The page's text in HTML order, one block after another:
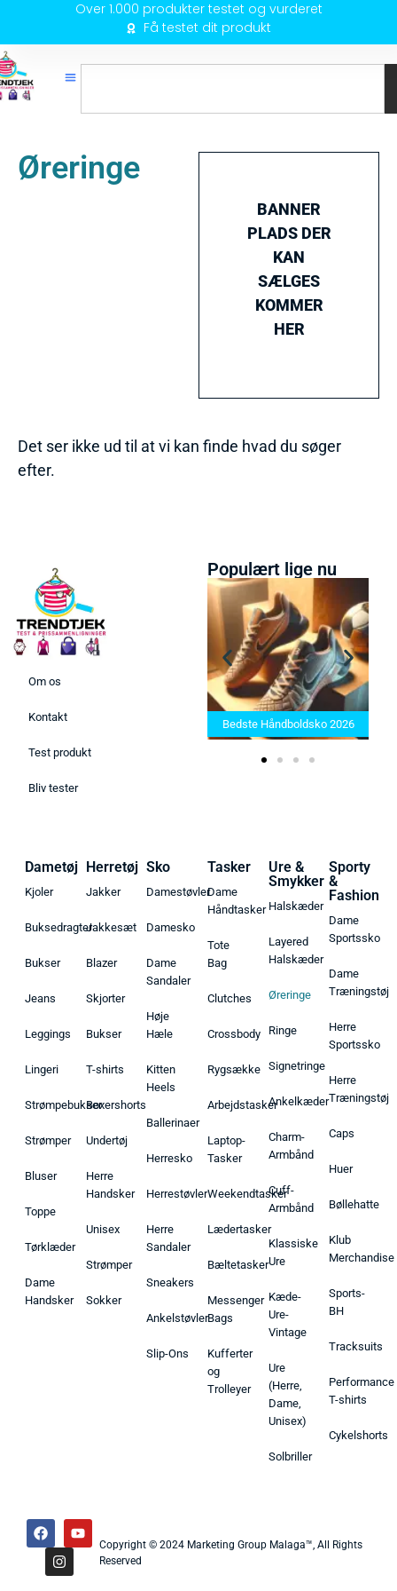
Over 1.000 produkter testet og vurderet
Få testet dit produkt
Øreringe
BANNER
PLADS DER
KAN
SÆLGES
KOMMER
HER
Det ser ikke ud til at vi kan finde hvad du søger
efter.
Om os
Kontakt
Test produkt
Bliv tester
Populært lige nu
Bedste Saunatæppe 2025 –
Find de bedste produkter her!
Bedste Håndboldsko 2026
Dametøj
Kjoler
Buksedragter
Bukser
Jeans
Leggings
Lingeri
Strømpebukser
Strømper
Bluser
Toppe
Tørklæder
Dame
Handsker
Herretøj
Jakker
Jakkesæt
Blazer
Skjorter
Bukser
T-shirts
Boxershorts
Undertøj
Herre
Handsker
Unisex
Strømper
Sokker
Sko
Damestøvler
Damesko
Dame
Sandaler
Høje
Hæle
Kitten
Heels
Ballerinaer
Herresko
Herrestøvler
Herre
Sandaler
Sneakers
Ankelstøvler
Slip-Ons
Tasker
Dame
Håndtasker
Tote
Bag
Clutches
Crossbody
Rygsække
Arbejdstasker
Laptop-
Tasker
Weekendtasker
Lædertasker
Bæltetasker
Messenger
Bags
Kufferter
og
Trolleyer
Ure &
Smykker
Halskæder
Layered
Halskæder
Øreringe
Ringe
Signetringe
Ankelkæder
Charm-
Armbånd
Cuff-
Armbånd
Klassiske
Ure
Kæde-
Ure-
Vintage
Ure
(Herre,
Dame,
Unisex)
Solbriller
Sporty
&
Fashion
Dame
Sportssko
Dame
Træningstøj
Herre
Sportssko
Herre
Træningstøj
Caps
Huer
Bøllehatte
Klub
Merchandise
Sports-
BH
Tracksuits
Performance
T-shirts
Cykelshorts
Copyright © 2024 Marketing Group Malaga™, All Rights
Reserved